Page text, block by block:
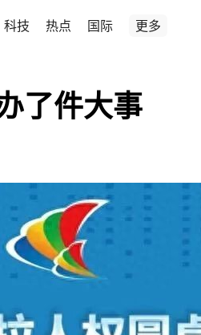
科技 热点 国际 更多
了件大事